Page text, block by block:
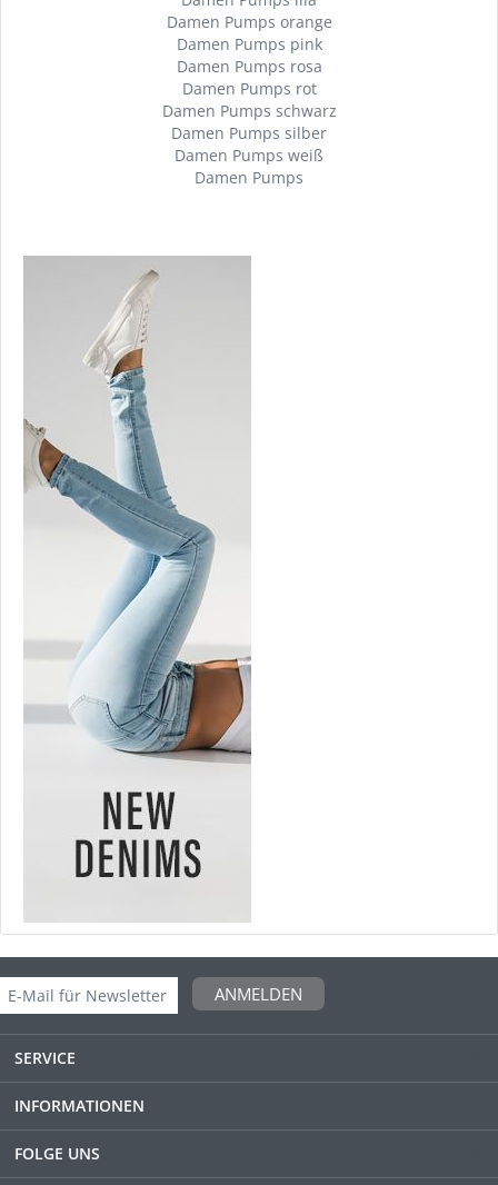
Damen Pumps orange
Damen Pumps pink
Damen Pumps rosa
Damen Pumps rot
Damen Pumps schwarz
Damen Pumps silber
Damen Pumps weiß
Damen Pumps
ANMELDEN
SERVICE
INFORMATIONEN
FOLGE UNS